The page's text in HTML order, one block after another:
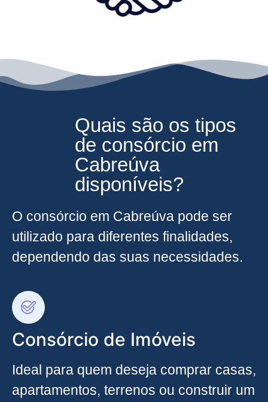
Quais são os tipos
de consórcio em
Cabreúva
disponíveis?
O consórcio em Cabreúva pode ser
utilizado para diferentes finalidades,
dependendo das suas necessidades.
Consórcio de Imóveis
Ideal para quem deseja comprar casas,
apartamentos, terrenos ou construir um